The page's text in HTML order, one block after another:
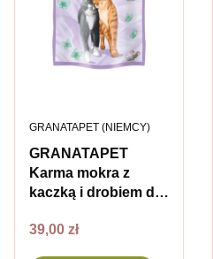
GRANATAPET
Karma mokra z
kaczką i drobiem dla
PRODUCENT
GRANATAPET (NIEMCY)
Cena
39,00 zł